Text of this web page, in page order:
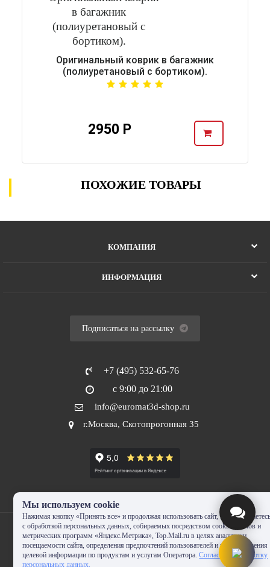
Оригинальный коврик в багажник
(полиуретановый с бортиком).
2950 Р
ПОХОЖИЕ ТОВАРЫ
КОМПАНИЯ
ИНФОРМАЦИЯ
Подписаться на рассылку
+7 (495) 532-65-76
с 9:00 до 21:00
info@euromat3d-shop.ru
г.Москва, Скотопрогонная 35
© 2010-2024 - EUROMAT|3D-SHOP.RU. Все права защищены. Копирование
Мы используем cookie
Нажимая кнопку «Принять все» и продолжая использовать сайт, Вы
с обработкой персональных данных, собираемых посредством cookie-файлов и
метрических программ «Яндекс.Метрика», Top.Mail.ru в целях аналитики
посещаемости сайта, определения предпочтений пользователей и предоставления
целевой информации по продуктам и услугам Оператора.Согласие на обработку
персональных данных.